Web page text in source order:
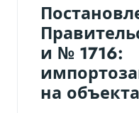
и № 1716:
на